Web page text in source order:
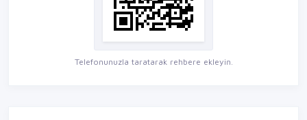
Telefonunuzla taratarak rehbere ekleyin.